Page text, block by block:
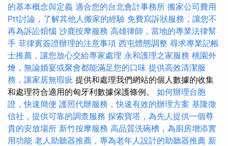
的基本概念與定義 適合您的台北會計事務所 搬家公司費用
Ptt討論，了解其他人搬家的經驗 免費寫訴狀服務，讓您不
再為訴訟煩惱 沙鹿按摩服務 高雄律師，當地的專業法律幫
手 菲律賓簽證辦理的注意事項 西屯體態調整 尋求專業記帳
士推薦，讓您放心交給專家處理 永和護理之家服務 桃園外
燴，無論婚宴或聚會都能滿足您的口味 提供高效清潔服
務，讓家居無瑕疵 提供和處理我們網站的個人數據的收集
和處理符合適用的匈牙利數據保護條例。 如何辦理台胞
證，快速簡便 護照代辦服務，快速有效的辦理方案 基隆徵
信社，提供可靠的調查服務 探索寶塔，為先人提供一個尊
貴的安放場所 新竹按摩服務 高品質洗碗槽，為廚房增添實
用功能 老人助聽器推薦，專為老年人設計的助聽器推薦 新